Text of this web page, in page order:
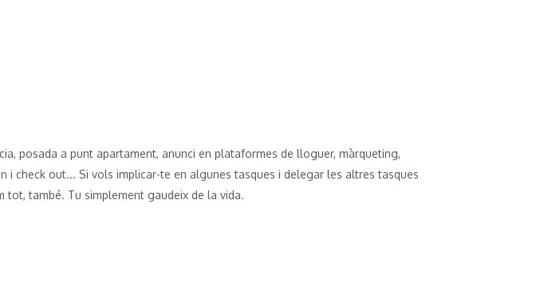
posada a punt apartament, anunci en plataformes de lloguer, màrqueting,
i check out... Si vols implicar-te en algunes tasques i delegar les altres tasques
també. Tu simplement gaudeix de la vida.